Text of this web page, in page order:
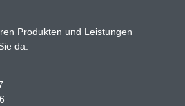
Produkten und Leistungen
da.